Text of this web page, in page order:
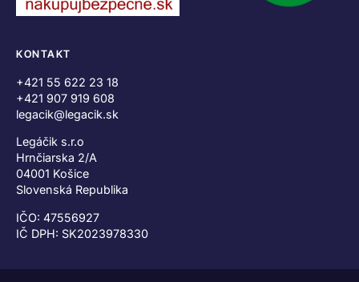
KONTAKT
+421 55 622 23 18
+421 907 919 608
legacik@legacik.sk
Legáčik s.r.o
Hrnčiarska 2/A
04001 Košice
Slovenská Republika
IČO: 47556927
IČ DPH: SK2023978330